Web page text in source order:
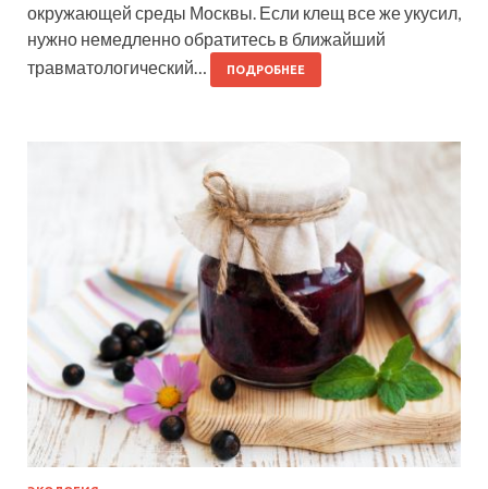
окружающей среды Москвы. Если клещ все же укусил,
нужно немедленно обратитесь в ближайший
травматологический…
ПОДРОБНЕЕ